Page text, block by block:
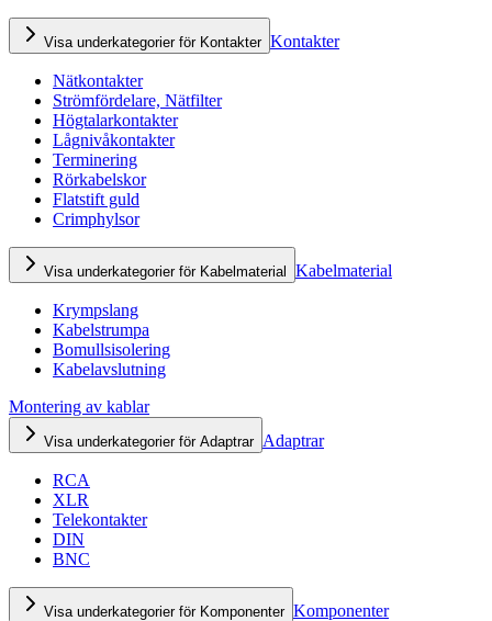
Visa underkategorier för Kontakter Kontakter
Nätkontakter
Strömfördelare, Nätfilter
Högtalarkontakter
Lågnivåkontakter
Terminering
Rörkabelskor
Flatstift guld
Crimphylsor
Visa underkategorier för Kabelmaterial Kabelmaterial
Krympslang
Kabelstrumpa
Bomullsisolering
Kabelavslutning
Montering av kablar
Visa underkategorier för Adaptrar Adaptrar
RCA
XLR
Telekontakter
DIN
BNC
Visa underkategorier för Komponenter Komponenter